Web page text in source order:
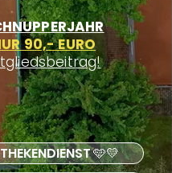
90,- EURO
🩵💛